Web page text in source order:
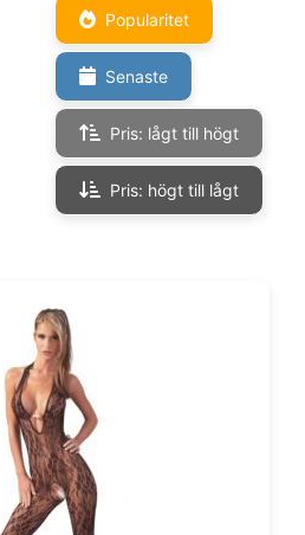
Popularitet
Senaste
Pris: lågt till högt
Pris: högt till lågt